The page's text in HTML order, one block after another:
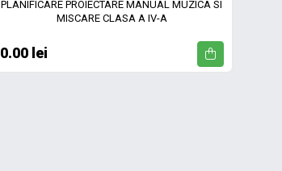
PLANIFICARE PROIECTARE MANUAL MUZICA SI
MISCARE CLASA A IV-A
0.00 lei